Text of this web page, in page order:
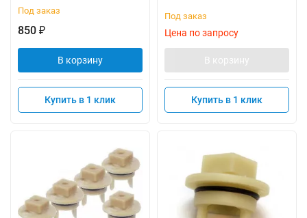
Под заказ
850 ₽
В корзину
Купить в 1 клик
Под заказ
Цена по запросу
В корзину
Купить в 1 клик